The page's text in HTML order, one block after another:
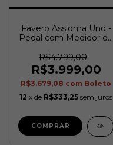
Favero Assioma Uno -
Pedal com Medidor de
R$4.799,00
R$3.999,00
R$3.679,08 com Boleto
12 x de R$333,25 sem juros